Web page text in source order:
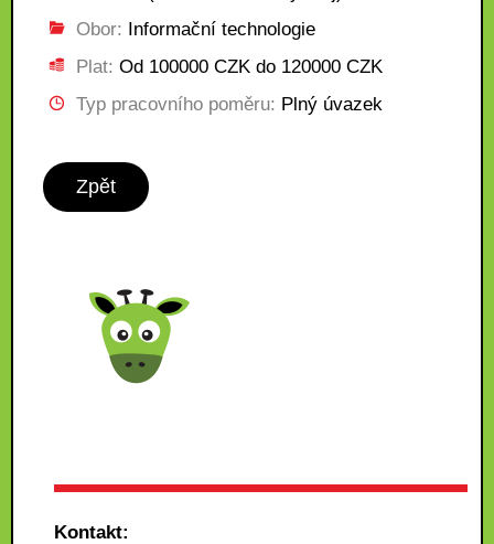
Obor: Informační technologie
Plat: Od 100000 CZK do 120000 CZK
Typ pracovního poměru: Plný úvazek
Zpět
Kontakt: